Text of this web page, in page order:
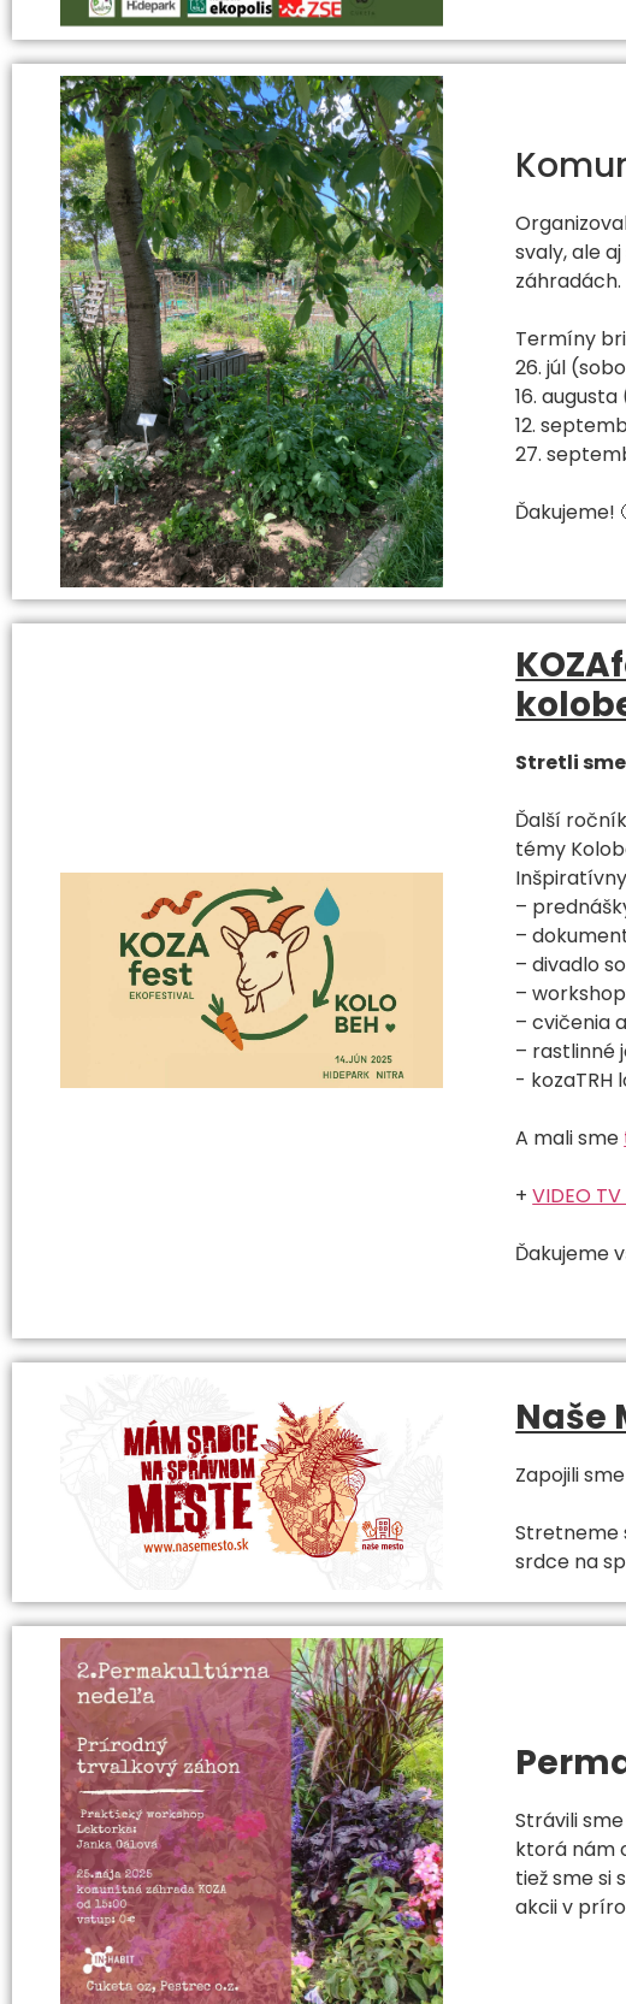
svaly, ale
záhradách.
Termíny
26. júl
16.
12.
27.
Ďakujeme!
Stretli
Ďalší
témy
–
–
– divadlo
–
– cvičenia
– rastlinné
-
A mali sme
+VIDEO TV
Ďakujeme
Naše
Zapojili
Stretneme
srdce na
Strávili
ktorá nám
tiež sme si
akcii v